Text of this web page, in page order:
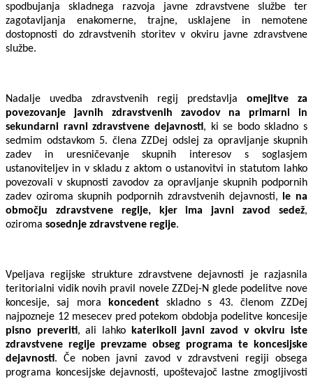
spodbujanja skladnega razvoja javne zdravstvene službe ter
zagotavljanja enakomerne, trajne, usklajene in nemotene
dostopnosti do zdravstvenih storitev v okviru javne zdravstvene
službe.
Nadalje uvedba zdravstvenih regij predstavlja omejitve za
povezovanje javnih zdravstvenih zavodov na primarni in
sekundarni ravni zdravstvene dejavnosti, ki se bodo skladno s
sedmim odstavkom 5. člena ZZDej odslej za opravljanje skupnih
zadev in uresničevanje skupnih interesov s soglasjem
ustanoviteljev in v skladu z aktom o ustanovitvi in statutom lahko
povezovali v skupnosti zavodov za opravljanje skupnih podpornih
zadev oziroma skupnih podpornih zdravstvenih dejavnosti,
le na
območju zdravstvene regije, kjer ima javni zavod sedež,
oziroma sosednje zdravstvene regije.
Vpeljava regijske strukture zdravstvene dejavnosti je razjasnila
teritorialni vidik novih pravil novele ZZDej-N glede podelitve nove
koncesije, saj mora
koncedentskladno s 43. členom ZZDej
najpozneje 12 mesecev pred potekom obdobja podelitve koncesije
pisno preveriti, ali lahko
katerikoli javni zavod v okviru iste
zdravstvene regije prevzame obseg programa te koncesijske
dejavnosti. Če noben javni zavod v zdravstveni regiji obsega
programa koncesijske dejavnosti, upoštevajoč lastne zmogljivosti